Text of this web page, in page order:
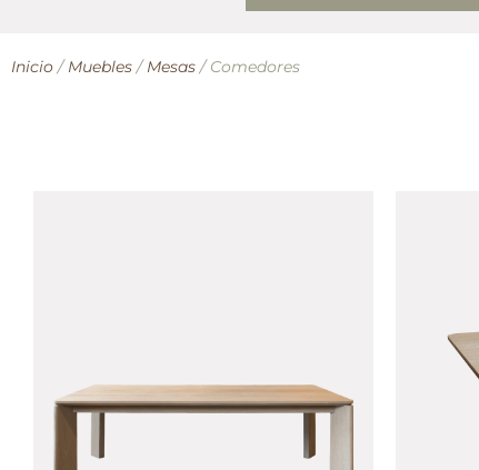
Inicio/Muebles/Mesas/ Comedores